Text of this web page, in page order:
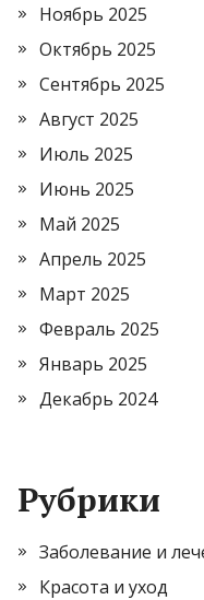
Ноябрь 2025
Октябрь 2025
Сентябрь 2025
Август 2025
Июль 2025
Июнь 2025
Май 2025
Апрель 2025
Март 2025
Февраль 2025
Январь 2025
Декабрь 2024
Рубрики
Заболевание и
Красота и уход